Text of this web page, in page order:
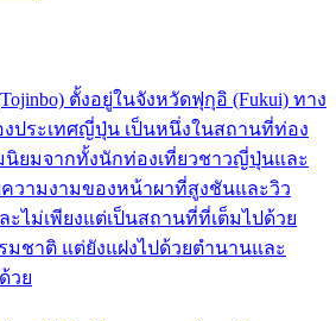
ตั้งอยู่ในจังหวัดฟุกุอิ (Fukui) ทาง
ประเทศญี่ปุ่น เป็นหนึ่งในสถานที่ท่อง
นิยมจากทั้งนักท่องเที่ยวชาวญี่ปุ่นและ
วามงามของหน้าผาที่สูงชันและวิว
ไม่เพียงแต่เป็นสถานที่ที่เต็มไปด้วย
มชาติ แต่ยังแฝงไปด้วยตำนานและ
วย